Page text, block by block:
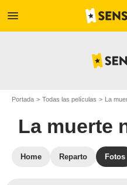
menu
Portada Todas las películas La
La muerte
Home Reparto Fotos